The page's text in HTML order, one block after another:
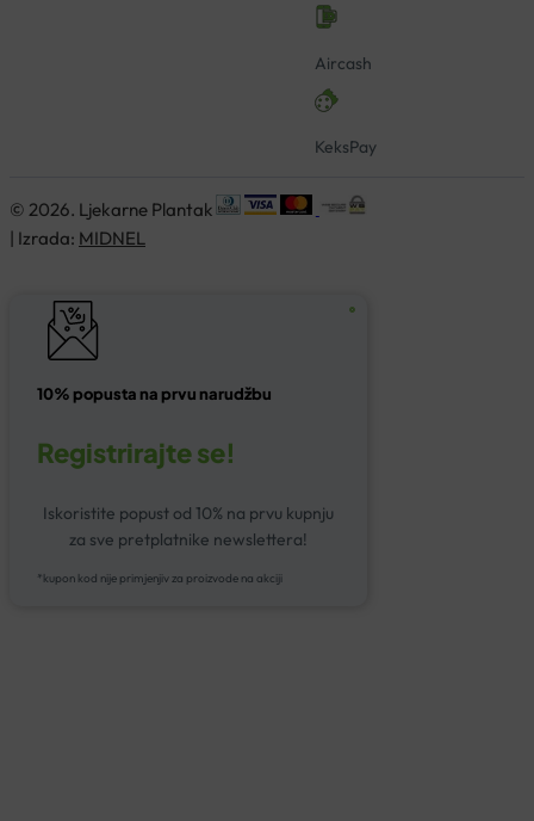
Aircash
KeksPay
© 2026. Ljekarne Plantak
| Izrada: MIDNEL
10% popusta na prvu narudžbu
Registrirajte se!
Iskoristite popust od 10% na prvu kupnju
za sve pretplatnike newslettera!
*kupon kod nije primjenjiv za proizvode na akciji